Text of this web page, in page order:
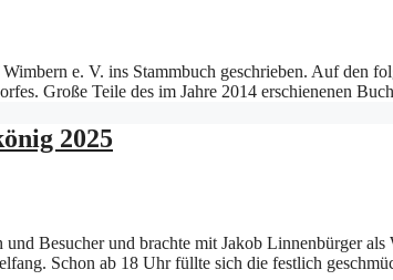
e. V. ins Stammbuch geschrieben. Auf den
Große Teile des im Jahre 2014 erschienenen
2025
Besucher und brachte mit Jakob Linnenbürger
Schon ab 18 Uhr füllte sich die festlich